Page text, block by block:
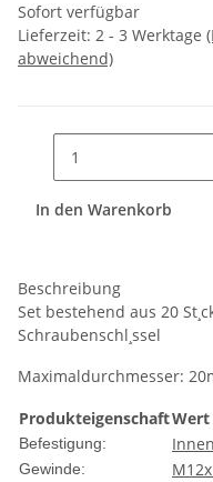
Sofort verfügbar
Lieferzeit: 2 - 3 Werktage
abweichend)
In den Warenkorb
Beschreibung
Set bestehend aus 20
Schraubenschl¸ssel
Maximaldurchmesser:
ProdukteigenschaftWert
Befestigung:
Gewinde: